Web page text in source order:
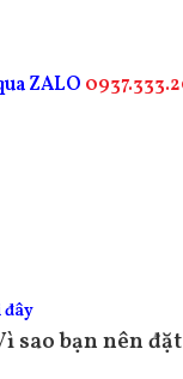
ZALO
đây
sao bạn nên